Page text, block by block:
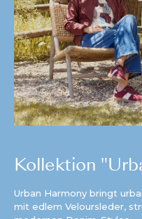
Kollektion
Urban Harmony bringt
mit edlem Veloursleder,